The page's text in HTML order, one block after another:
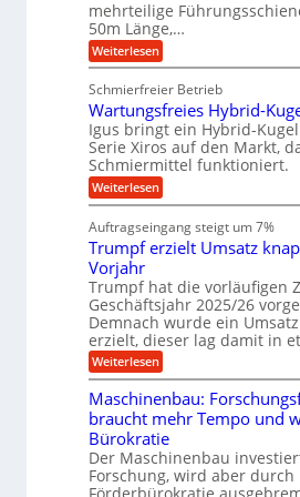
u
n
g
n
b
b
e
w
e
g
u
n
g
e
n
i
v
e
u
n
d
M
a
s
c
h
i
n
n
b
e
r
k
z
e
u
g
k
r
e
i
s
l
a
u
f
mehrteilige
50m Länge,…
Weiterlesen:
K
g
e
l
s
c
h
i
e
e
n
ü
h
r
u
n
g
e
B
S
C
L
w
e
Schmierfreier Betrieb
Wartungsfreies Hybrid-
Igus bringt ein Hybrid-
Serie Xiros auf den Markt,
Schmiermittel funktioniert.
Weiterlesen:
W
r
t
g
s
r
e
i
s
H
y
b
r
i
Auftragseingang steigt um 7%
Trumpf erzielt Umsatz
Vorjahr
Trumpf hat die vorläufigen
Geschäftsjahr 2025/26
Demnach wurde ein
erzielt, dieser lag damit in
Weiterlesen:
T
u
m
p
f
e
r
Maschinenbau:
braucht mehr Tempo und
Bürokratie
Der Maschinenbau
Forschung, wird aber